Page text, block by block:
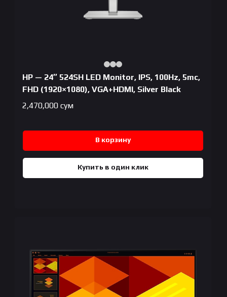
HP — 24″ 524SH LED Monitor, IPS, 100Hz, 5mc,
FHD (1920×1080), VGA+HDMI, Silver Black
2,470,000 сум
В корзину
Купить в один клик